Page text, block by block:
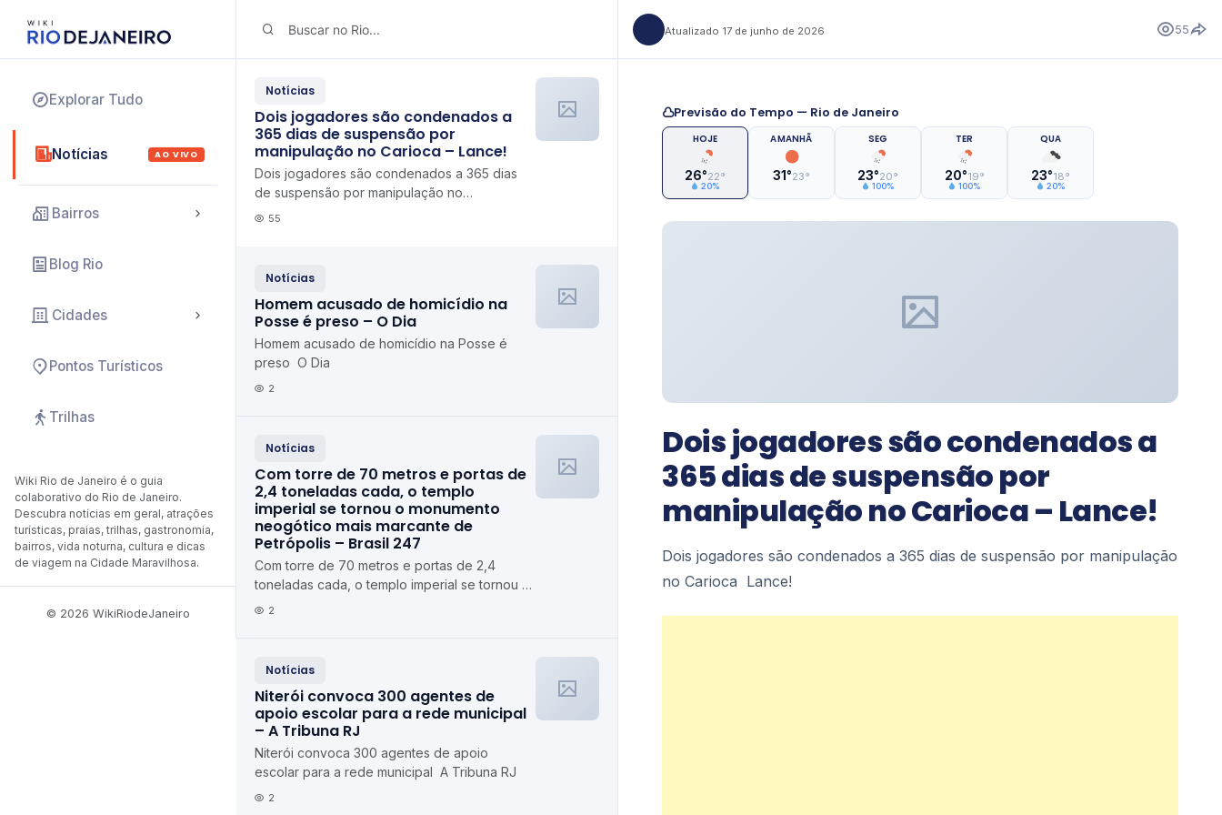
Explorar Tudo
Notícias AO VIVO
Bairros
Blog Rio
Cidades
Pontos Turísticos
Trilhas
Wiki Rio de Janeiro é o guia
colaborativo do Rio de Janeiro.
Descubra notícias em geral, atrações
turísticas, praias, trilhas, gastronomia,
bairros, vida noturna, cultura e dicas
de viagem na Cidade Maravilhosa.
© 2026 WikiRiodeJaneiro
Notícias
Dois jogadores são condenados a
365 dias de suspensão por
manipulação no Carioca – Lance!
Dois jogadores são condenados a 365 dias
de suspensão por manipulação no
Carioca Lance!
55
Notícias
Homem acusado de homicídio na
Posse é preso – O Dia
Homem acusado de homicídio na Posse é
preso O Dia
2
Notícias
Com torre de 70 metros e portas de
2,4 toneladas cada, o templo
imperial se tornou o monumento
neogótico mais marcante de
Petrópolis – Brasil 247
Com torre de 70 metros e portas de 2,4
toneladas cada, o templo imperial se tornou o
monumento neogótico mais marcante de
2
Notícias
Niterói convoca 300 agentes de
apoio escolar para a rede municipal
– A Tribuna RJ
Niterói convoca 300 agentes de apoio
escolar para a rede municipal A Tribuna RJ
2
Atualizado 17 de junho de 2026 55
Previsão do Tempo — Rio de Janeiro
HOJE
26°22°
20%
AMANHÃ
31°23°
SEG
23°20°
100%
TER
20°19°
100%
QUA
23°18°
20%
Dois jogadores são condenados a
365 dias de suspensão por
manipulação no Carioca – Lance!
Dois jogadores são condenados a 365 dias de suspensão por manipulação
no Carioca Lance!